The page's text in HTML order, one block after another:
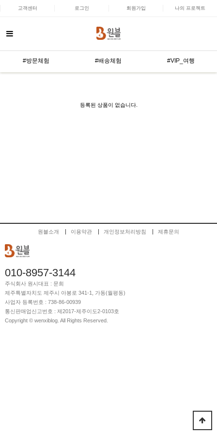
고객센터 로그인 회원가입 나의 프로젝트
#방문체험 #배송체험 #VIP_여행
등록된 상품이 없습니다.
원블소개 이용약관 개인정보처리방침 제휴문의
010-8957-3144
주식회사 원시대표 : 문희
제주특별자치도 제주시 아봉로 341-1, 가동(월평동)
사업자 등록번호 : 738-86-00939
통신판매업신고번호 : 제2017-제주이도2-0103호
Copyright © wenxiblog. All Rights Reserved.